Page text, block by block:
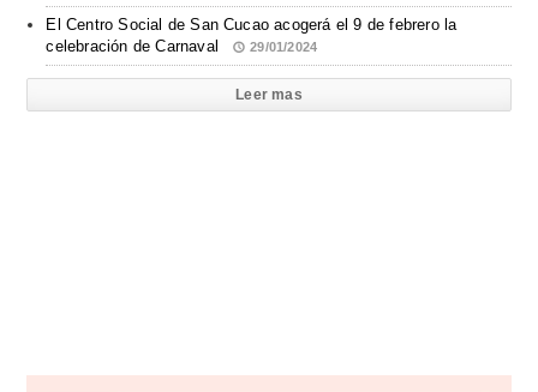
El Centro Social de San Cucao acogerá el 9 de febrero la
celebración de Carnaval
29/01/2024
Leer mas